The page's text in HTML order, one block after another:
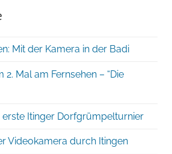
Mit der Kamera in der Badi
Mal am Fernsehen – “Die
erste Itinger Dorfgrümpelturnier
Videokamera durch Itingen